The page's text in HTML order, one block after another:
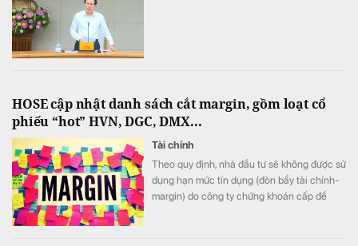
HOSE cập nhật danh sách cắt margin, gồm loạt cổ
phiếu “hot” HVN, DGC, DMX...
Tài chính
Theo quy định, nhà đầu tư sẽ không được sử
dụng hạn mức tín dụng (đòn bẩy tài chính-
margin) do công ty chứng khoán cấp để